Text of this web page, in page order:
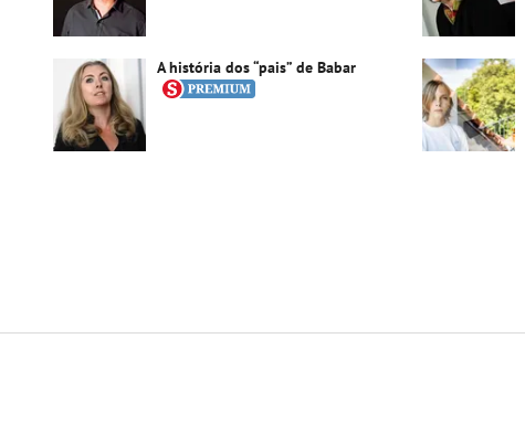
A história dos “pais” de Babar